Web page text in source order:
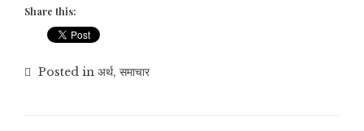
Share this:
Posted in अर्थ, समाचार